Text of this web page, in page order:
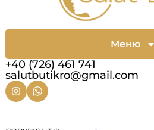
+40 (726) 461 741
salutbutikro@gmail.com
Меню